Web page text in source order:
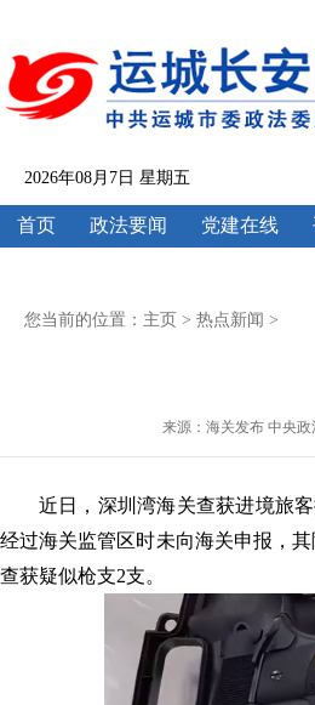
2026年08月7日 星期五
首页 政法要闻 党建在线
您当前的位置： 主页 > 热点新闻 >
来源：海关发布 中央政
近日，深圳湾海关查获进境旅
经过海关监管区时未向海关申报，
查获疑似枪支2支。